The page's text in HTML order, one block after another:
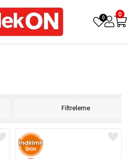
0 0
Filtreleme